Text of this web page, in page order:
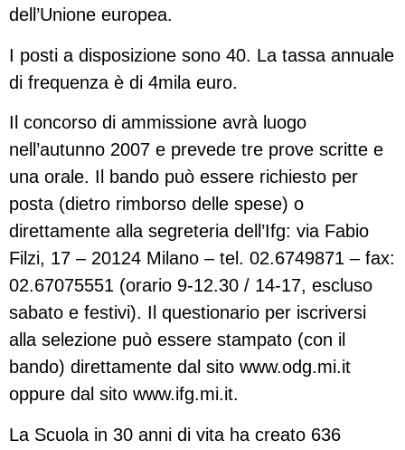
dell’Unione europea.
I posti a disposizione sono 40. La tassa annuale
di frequenza è di 4mila euro.
Il concorso di ammissione avrà luogo
nell’autunno 2007 e prevede tre prove scritte e
una orale. Il bando può essere richiesto per
posta (dietro rimborso delle spese) o
direttamente alla segreteria dell’Ifg: via Fabio
Filzi, 17 – 20124 Milano – tel. 02.6749871 – fax:
02.67075551 (orario 9-12.30 / 14-17, escluso
sabato e festivi). Il questionario per iscriversi
alla selezione può essere stampato (con il
bando) direttamente dal sito www.odg.mi.it
oppure dal sito www.ifg.mi.it.
La Scuola in 30 anni di vita ha creato 636